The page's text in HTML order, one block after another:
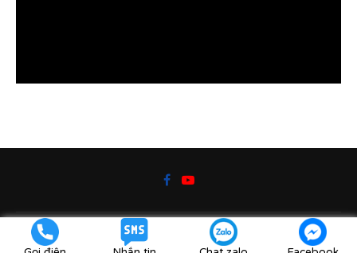
@2019 - Kiến thức cuộc sống bởiDaoTaoVN.com